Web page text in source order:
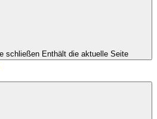
schließen Enthält die aktuelle Seite